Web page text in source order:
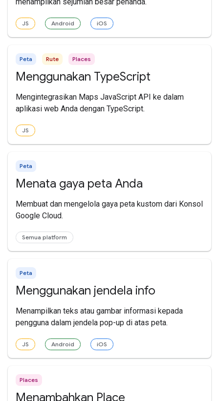
JS Android iOS
Peta Rute Places
Menggunakan TypeScript
Mengintegrasikan Maps JavaScript API ke dalam
aplikasi web Anda dengan TypeScript.
JS
Peta
Menata gaya peta Anda
Membuat dan mengelola gaya peta kustom dari Konsol
Google Cloud.
Semua platform
Peta
Menggunakan jendela info
Menampilkan teks atau gambar informasi kepada
pengguna dalam jendela pop-up di atas peta.
JS Android iOS
Places
Menambahkan Place